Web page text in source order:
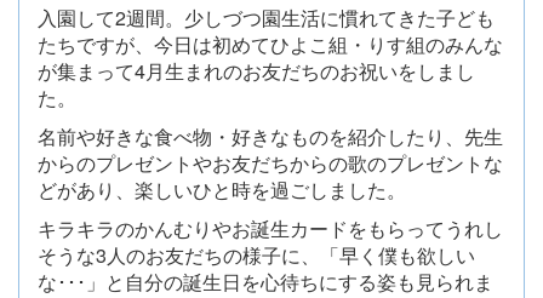
入園して2週間。少しづつ園生活に慣れてきた子ども
たちですが、今日は初めてひよこ組・りす組のみんな
が集まって4月生まれのお友だちのお祝いをしまし
た。
名前や好きな食べ物・好きなものを紹介したり、先生
からのプレゼントやお友だちからの歌のプレゼントな
どがあり、楽しいひと時を過ごしました。
キラキラのかんむりやお誕生カードをもらってうれし
そうな3人のお友だちの様子に、「早く僕も欲しい
な･･･」と自分の誕生日を心待ちにする姿も見られま